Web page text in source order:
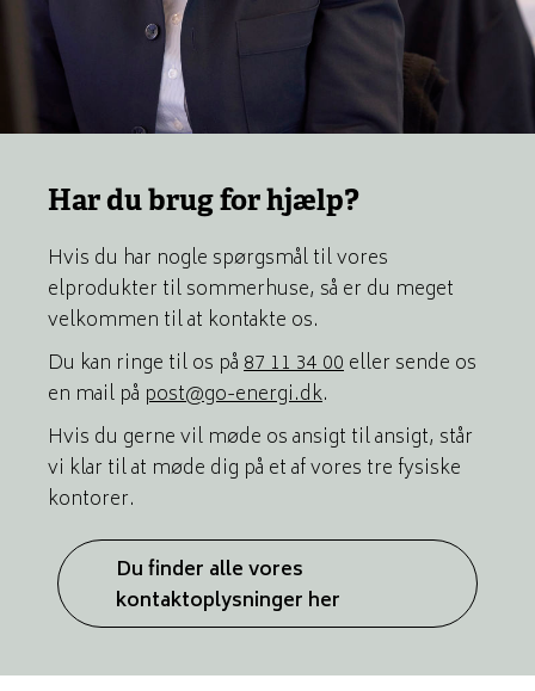
Har du brug for hjælp?
Hvis du har nogle spørgsmål til vores
elprodukter til sommerhuse, så er du meget
velkommen til at kontakte os.
Du kan ringe til os på87 11 34 00eller sende os
en mail på post@go-energi.dk.
Hvis du gerne vil møde os ansigt til ansigt, står
vi klar til at møde dig på et af vores tre fysiske
kontorer.
Du finder alle vores
kontaktoplysninger her